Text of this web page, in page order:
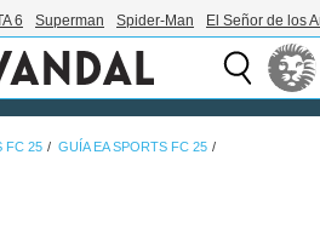
6 Superman Spider-Man El Señor de los
FC 25 GUÍA EA SPORTS FC 25